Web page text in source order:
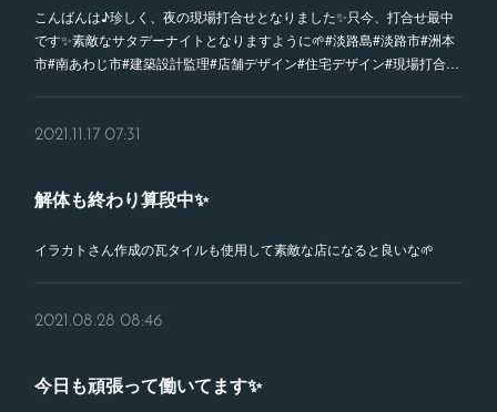
こんばんは♪珍しく、夜の現場打合せとなりました✨只今、打合せ最中
です✨素敵なサタデーナイトとなりますように🌱#淡路島#淡路市#洲本
市#南あわじ市#建築設計監理#店舗デザイン#住宅デザイン#現場打合…
2021.11.17 07:31
解体も終わり算段中✨
イラカトさん作成の瓦タイルも使用して素敵な店になると良いな🌱
2021.08.28 08:46
今日も頑張って働いてます✨